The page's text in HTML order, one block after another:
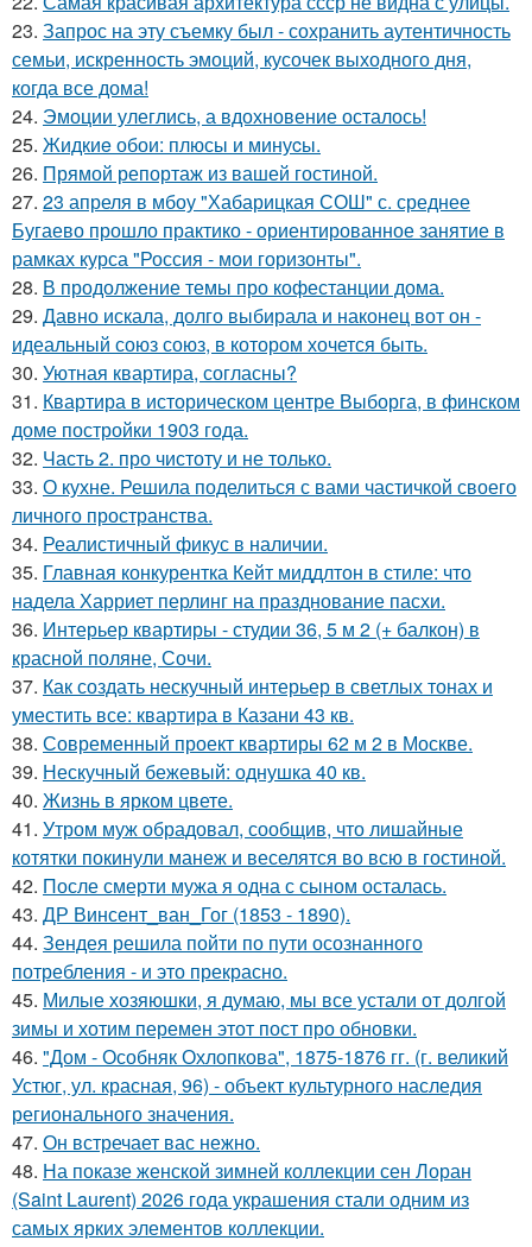
23. Запрос на эту съемку был - сохранить аутентичность
семьи, искренность эмоций, кусочек выходного дня,
когда все дома!
24. Эмоции улеглись, а вдохновение осталось!
25. Жидкиe обои: плюсы и минуcы.
26. Прямой репортаж из вашей гостиной.
27. 23 апреля в мбоу "Хабарицкая СОШ" с. среднее
Бугаево прошло практико - ориентированное занятие в
рамках курса "Россия - мои горизонты".
28. В продолжение темы про кофестанции дома.
29. Давно искала, долго выбирала и наконец вот он -
идеальный союз союз, в котором хочется быть.
30. Уютная квартира, согласны?
31. Квартира в историческом центре Выборга, в финском
доме постройки 1903 года.
32. Часть 2. про чистоту и не только.
33. О кухне. Решила поделиться с вами частичкой своего
личного пространства.
34. Реалистичный фикус в наличии.
35. Главная конкурентка Кейт миддлтон в стиле: что
надела Харриет перлинг на празднование пасхи.
36. Интерьер квартиры - студии 36, 5 м 2 (+ балкон) в
красной поляне, Сочи.
37. Как создать нескучный интерьер в светлых тонах и
уместить все: квартира в Казани 43 кв.
38. Современный проект квартиры 62 м 2 в Москве.
39. Нескучный бежевый: однушка 40 кв.
40. Жизнь в ярком цвете.
41. Утром муж обрадовал, сообщив, что лишайные
котятки покинули манеж и веселятся во всю в гостиной.
42. После смерти мужа я одна с сыном осталась.
43. ДР Винсент_ван_Гог (1853 - 1890).
44. Зендея решила пойти по пути осознанного
потребления - и это прекрасно.
45. Милые хозяюшки, я думаю, мы все устали от долгой
зимы и хотим перемен этот пост про обновки.
46. "Дом - Особняк Охлопкова", 1875-1876 гг. (г. великий
Устюг, ул. красная, 96) - объект культурного наследия
регионального значения.
47. Он встречает вас нежно.
48. На показе женской зимней коллекции сен Лоран
(Saint Laurent) 2026 года украшения стали одним из
самых ярких элементов коллекции.